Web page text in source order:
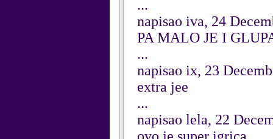
...
napisao iva, 24
PA MALO JE I
...
napisao ix, 23
extra jee
...
napisao lela, 22